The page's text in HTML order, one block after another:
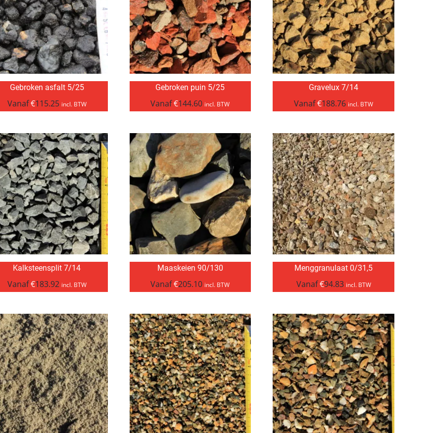
Gebroken asfalt 5/25
Vanaf€115.25 incl. BTW
Gebroken puin 5/25
Vanaf€144.60 incl. BTW
Gravelux 7/14
Vanaf€188.76 incl. BTW
Kalksteensplit 7/14
Vanaf€183.92 incl. BTW
Maaskeien 90/130
Vanaf€205.10 incl. BTW
Menggranulaat 0/31,5
Vanaf€94.83 incl. BTW